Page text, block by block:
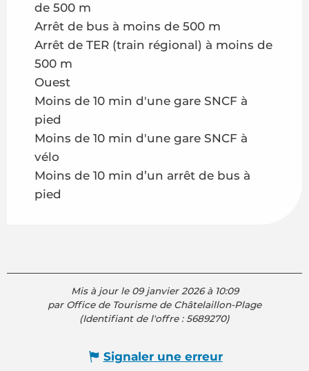
de 500 m
Arrêt de bus à moins de 500 m
Arrêt de TER (train régional) à moins de
500 m
Ouest
Moins de 10 min d'une gare SNCF à
pied
Moins de 10 min d'une gare SNCF à
vélo
Moins de 10 min d’un arrêt de bus à
pied
Mis à jour le 09 janvier 2026 à 10:09
par Office de Tourisme de Châtelaillon-Plage
(Identifiant de l'offre :5689270)
Signaler une erreur